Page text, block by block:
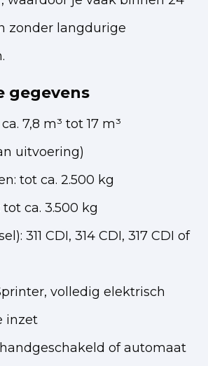
zonder langdurige
gegevens
7,8 m³ tot 17 m³
uitvoering)
tot ca. 2.500 kg
ca. 3.500 kg
311 CDI, 314 CDI, 317 CDI of
volledig elektrisch
inzet
handgeschakeld of automaat